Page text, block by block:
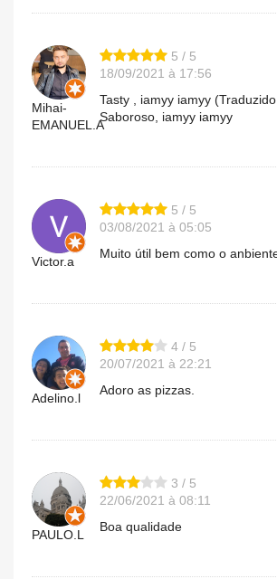
Mihai-
EMANUEL.A
5 / 5
18/09/2021 à 17:56
Tasty , iamyy iamyy
Saboroso, iamyy iamyy
Victor.a
5 / 5
03/08/2021 à 05:05
Muito útil bem como o
Adelino.l
4 / 5
20/07/2021 à 22:21
Adoro as pizzas.
PAULO.L
3 / 5
22/06/2021 à 08:11
Boa qualidade